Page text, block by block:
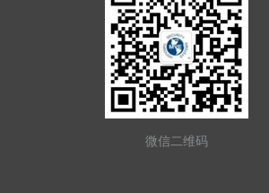
微信二维码